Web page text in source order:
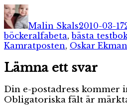
Författare
Malin Skals2010-03-17
böckerEtiketter
alfabeta,bästa
Kamratposten, Oskar Ekman
Lämna ett svar
Din e-postadress kommer
Obligatoriska fält är